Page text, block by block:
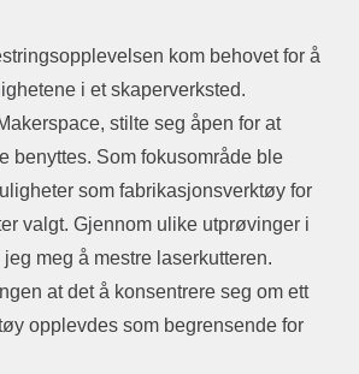
kom behovet for å
i et skaperverksted.
stilte seg åpen for at
benyttes. Som fokusområde ble
som fabrikasjonsverktøy for
valgt. Gjennom ulike utprøvinger i
meg å mestre laserkutteren.
at det å konsentrere seg om ett
opplevdes som begrensende for